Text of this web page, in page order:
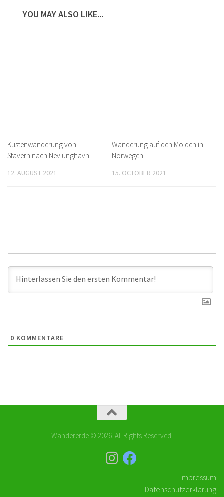
YOU MAY ALSO LIKE...
Küstenwanderung von
Stavern nach Nevlunghavn
12. AUGUST 2021
Wanderung auf den Molden in
Norwegen
15. OCTOBER 2021
0 KOMMENTARE
Wandererde © 2026. All Rights Reserved.
Impressum
Datenschutzerklärung